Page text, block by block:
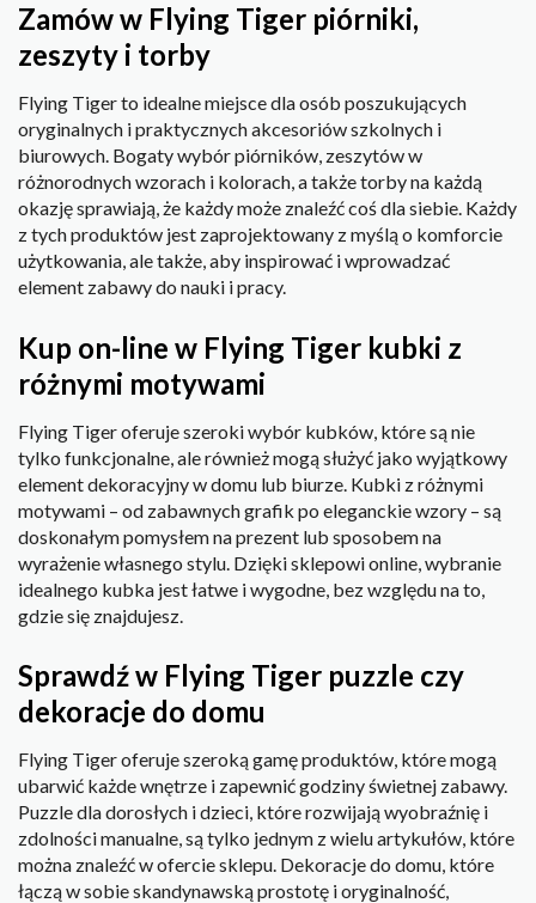
Zamów w Flying Tiger piórniki,
zeszyty i torby
Flying Tiger to idealne miejsce dla osób poszukujących
oryginalnych i praktycznych akcesoriów szkolnych i
biurowych. Bogaty wybór piórników, zeszytów w
różnorodnych wzorach i kolorach, a także torby na każdą
okazję sprawiają, że każdy może znaleźć coś dla siebie. Każdy
z tych produktów jest zaprojektowany z myślą o komforcie
użytkowania, ale także, aby inspirować i wprowadzać
element zabawy do nauki i pracy.
Kup on-line w Flying Tiger kubki z
różnymi motywami
Flying Tiger oferuje szeroki wybór kubków, które są nie
tylko funkcjonalne, ale również mogą służyć jako wyjątkowy
element dekoracyjny w domu lub biurze. Kubki z różnymi
motywami – od zabawnych grafik po eleganckie wzory – są
doskonałym pomysłem na prezent lub sposobem na
wyrażenie własnego stylu. Dzięki sklepowi online, wybranie
idealnego kubka jest łatwe i wygodne, bez względu na to,
gdzie się znajdujesz.
Sprawdź w Flying Tiger puzzle czy
dekoracje do domu
Flying Tiger oferuje szeroką gamę produktów, które mogą
ubarwić każde wnętrze i zapewnić godziny świetnej zabawy.
Puzzle dla dorosłych i dzieci, które rozwijają wyobraźnię i
zdolności manualne, są tylko jednym z wielu artykułów, które
można znaleźć w ofercie sklepu. Dekoracje do domu, które
łączą w sobie skandynawską prostotę i oryginalność,